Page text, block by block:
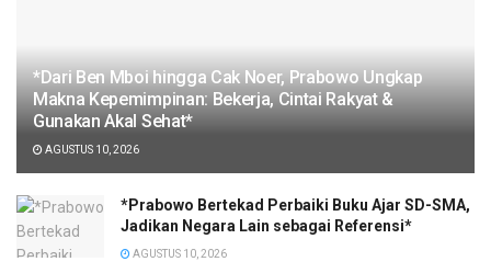
*Dari Ben Mboi hingga Cak Noer, Prabowo Ungkap
Makna Kepemimpinan: Bekerja, Cintai Rakyat &
Gunakan Akal Sehat*
AGUSTUS 10, 2026
*Prabowo Bertekad Perbaiki Buku Ajar SD-SMA,
Jadikan Negara Lain sebagai Referensi*
AGUSTUS 10, 2026